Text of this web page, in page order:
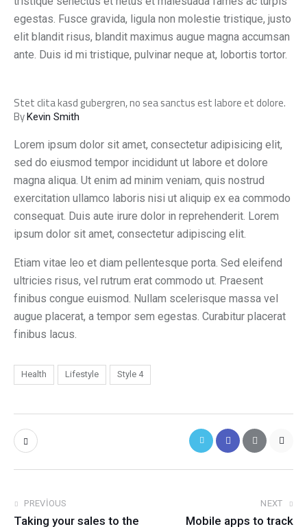
egestas. Fusce gravida, ligula non molestie tristique, justo
elit blandit risus, blandit maximus augue magna accumsan
ante. Duis id mi tristique, pulvinar neque at, lobortis tortor.
Stet clita kasd gubergren, no sea sanctus est labore et dolore.
ByKevin Smith
Lorem ipsum dolor sit amet, consectetur adipisicing elit,
sed do eiusmod tempor incididunt ut labore et dolore
magna aliqua. Ut enim ad minim veniam, quis nostrud
exercitation ullamco laboris nisi ut aliquip ex ea commodo
consequat. Duis aute irure dolor in reprehenderit. Lorem
ipsum dolor sit amet, consectetur adipiscing elit.
Etiam vitae leo et diam pellentesque porta. Sed eleifend
ultricies risus, vel rutrum erat commodo ut. Praesent
finibus congue euismod. Nullam scelerisque massa vel
augue placerat, a tempor sem egestas. Curabitur placerat
finibus lacus.
Health Lifestyle Style 4
PREVIOUS
Taking your sales to the
NEXT
Mobile apps to track